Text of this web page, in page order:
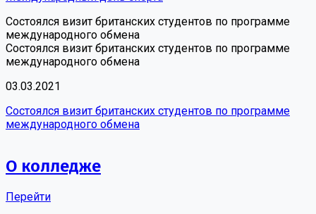
Состоялся визит британских студентов по программе
международного обмена
Состоялся визит британских студентов по программе
международного обмена
03.03.2021
Состоялся визит британских студентов по программе
международного обмена
О колледже
Перейти